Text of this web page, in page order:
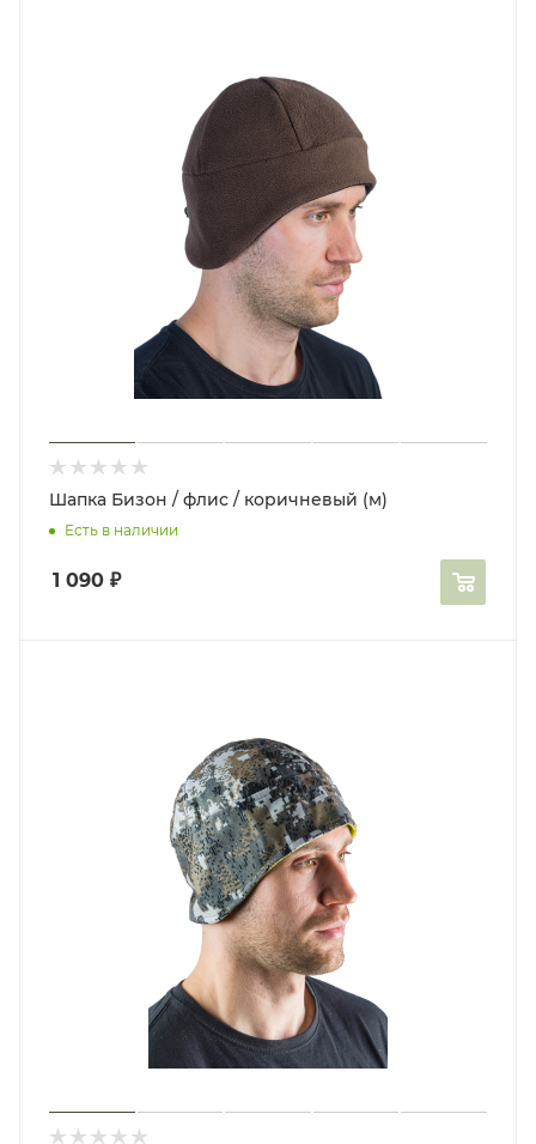
Шапка Бизон / флис / коричневый (м)
Есть в наличии
1 090 ₽